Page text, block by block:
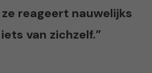
reageert nauwelijks
van zichzelf.”